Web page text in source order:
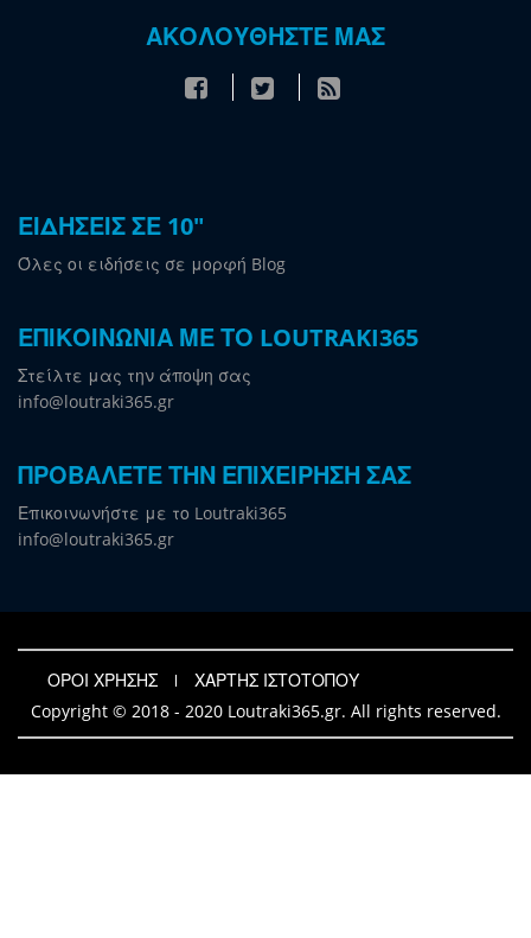
ΑΚΟΛΟΥΘΗΣΤΕ ΜΑΣ
ΕΙΔΗΣΕΙΣ ΣΕ 10"
Όλες οι ειδήσεις σε μορφή Blog
ΕΠΙΚΟΙΝΩΝΙΑ ΜΕ ΤΟ LOUTRAKI365
Στείλτε μας την άποψη σας
info@loutraki365.gr
ΠΡΟΒΑΛΕΤΕ ΤΗΝ ΕΠΙΧΕΙΡΗΣΗ ΣΑΣ
Επικοινωνήστε με το Loutraki365
info@loutraki365.gr
ΟΡΟΙ ΧΡΗΣΗΣ
ΧΑΡΤΗΣ ΙΣΤΟΤΟΠΟΥ
Copyright © 2018 - 2020 Loutraki365.gr. All rights reserved.